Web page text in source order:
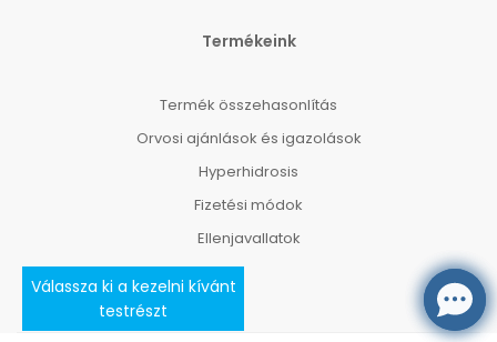
Válassza ki a kezelni kívánt
testrészt
Termékeink
Termék összehasonlítás
Orvosi ajánlások és igazolások
Hyperhidrosis
Fizetési módok
Ellenjavallatok